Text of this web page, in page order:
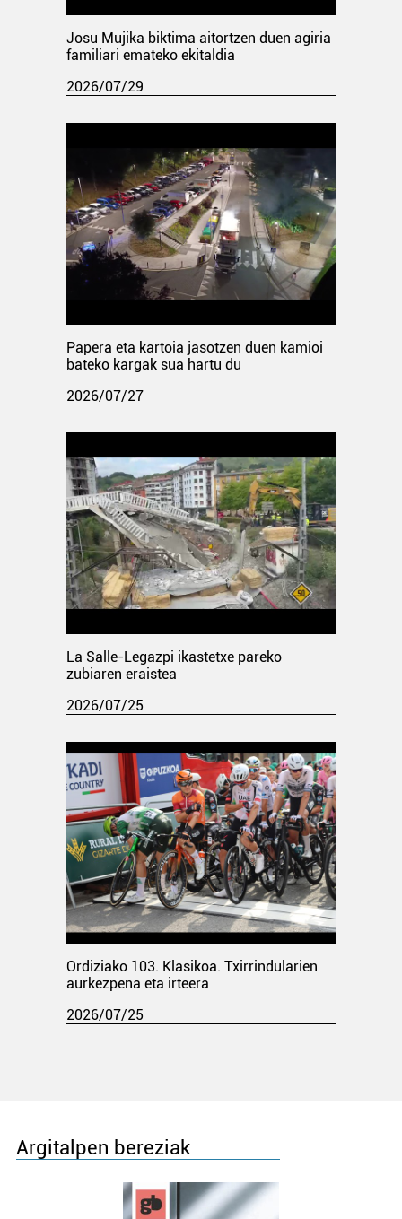
Josu Mujika biktima aitortzen duen agiria
familiari emateko ekitaldia
2026/07/29
Papera eta kartoia jasotzen duen kamioi
bateko kargak sua hartu du
2026/07/27
La Salle-Legazpi ikastetxe pareko
zubiaren eraistea
2026/07/25
Ordiziako 103. Klasikoa. Txirrindularien
aurkezpena eta irteera
2026/07/25
Argitalpen bereziak